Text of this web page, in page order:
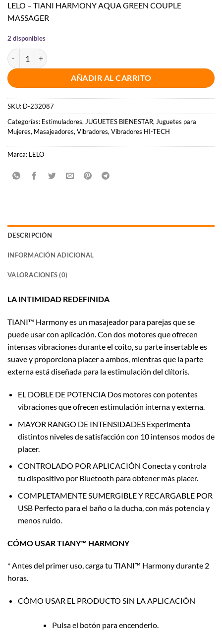
LELO – TIANI HARMONY AQUA GREEN COUPLE
MASSAGER
2 disponibles
LELO - TIANI HARMONY MASAJEADOR PAREJAS VERDE AGUA
AÑADIR AL CARRITO
SKU: D-232087
Categorías: Estimuladores, JUGUETES BIENESTAR, Juguetes para
Mujeres, Masajeadores, Vibradores, Vibradores HI-TECH
Marca: LELO
DESCRIPCIÓN
INFORMACIÓN ADICIONAL
VALORACIONES (0)
LA INTIMIDAD REDEFINIDA
TIANI™ Harmony es un masajeador para parejas que se
puede usar con aplicación. Con dos motores que ofrecen
intensas vibraciones durante el coito, su parte insertable es
suave y proporciona placer a ambos, mientras que la parte
externa está diseñada para la estimulación del clítoris.
EL DOBLE DE POTENCIA Dos motores con potentes
vibraciones que ofrecen estimulación interna y externa.
MAYOR RANGO DE INTENSIDADES Experimenta
distintos niveles de satisfacción con 10 intensos modos de
placer.
CONTROLADO POR APLICACIÓN Conecta y controla
tu dispositivo por Bluetooth para obtener más placer.
COMPLETAMENTE SUMERGIBLE Y RECARGABLE POR
USB Perfecto para el baño o la ducha, con más potencia y
menos ruido.
CÓMO USAR TIANY™ HARMONY
* Antes del primer uso, carga tu TIANI™ Harmony durante 2
horas.
CÓMO USAR EL PRODUCTO SIN LA APLICACIÓN
Pulsa el botón para encenderlo.